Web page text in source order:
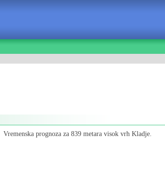
Vremenska prognoza za 839 metara visok vrh Kladje.